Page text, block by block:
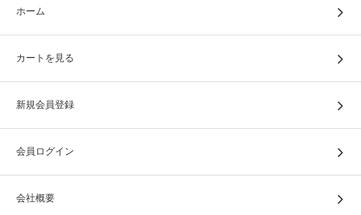
ホーム
カートを見る
新規会員登録
会員ログイン
会社概要